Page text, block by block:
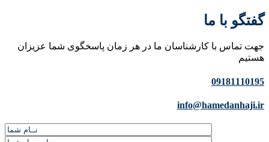
گفتگو با ما
جهت تماس با کارشناسان ما در هر زمان پاسخگوی شما عزیزان
هستیم
09181110195
info@hamedanhaji.ir